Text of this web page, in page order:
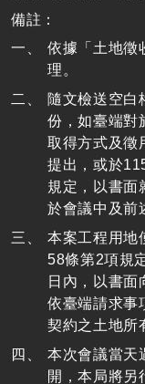
備註：
依據「土地徵
理。
隨文檢送空白
份，如臺端對
取得方式及徵
提出，或於
規定，以書面
於會議中及前
本案工程用地
58條第2項規
日內，以書面
依臺端請求事
契約之土地所
本次會議當天
開，本局將另